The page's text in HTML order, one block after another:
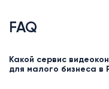
FAQ
Какой сервис
для малого бизнеса в